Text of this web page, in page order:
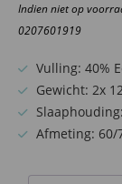
aantal
Indien niet op
0207601919
Vulling: 40%
Gewicht: 2x
Afmeting: 60/